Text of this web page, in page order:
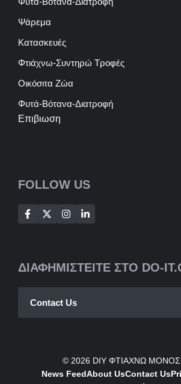
Ψάρεμα
Κατασκευές
Φτιάχνω-Συντηρώ Τροφές
Οικόσιτα Ζώα
Φυτά-Βότανα-Διατροφή
Επιβιωση
FOLLOW US
ΔΙΑΦΗΜΙΣΤΕΙΤΕ ΣΤΟ DO-
Contact Us
© 2026 DIY ΦΤΙΑΧΝΩ
News FeedAbout UsContactUs